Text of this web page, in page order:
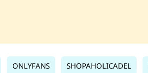
ONLYFANS SHOPAHOLICADEL